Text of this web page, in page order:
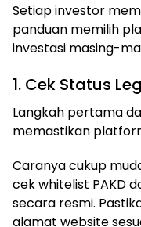
Setiap investor
panduan memilih
investasi masing-
1. Cek Status
Langkah pertama
memastikan
Caranya cukup
cek whitelist PAKD
secara resmi.
alamat website